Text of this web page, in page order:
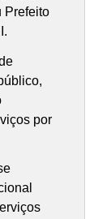
Prefeito
por